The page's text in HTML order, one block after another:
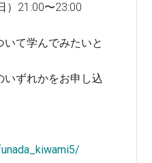
）21:00〜23:00
て学んでみたいと
いずれかをお申し込